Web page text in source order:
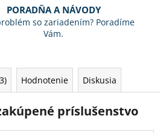
PORADŇA A NÁVODY
so zariadením? Poradíme
Vám.
Hodnotenie Diskusia
príslušenstvo